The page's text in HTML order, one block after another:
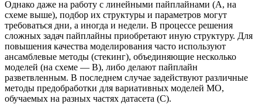
Однако даже на работу с линейными пайплайнами (А, на
схеме выше), подбор их структуры и параметров могут
требоваться дни, а иногда и недели. В процессе решения
сложных задач пайплайны приобретают иную структуру. Для
повышения качества моделирования часто используют
ансамблевые методы (стекинг), объединяющие несколько
моделей (на схеме — B), либо делают пайплайн
разветвленным. В последнем случае задействуют различные
методы предобработки для вариативных моделей МО,
обучаемых на разных частях датасета (С).